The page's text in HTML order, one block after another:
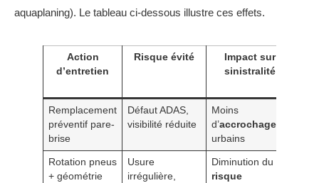
aquaplaning). Le tableau ci-dessous illustre ces effets.
Action
d’entretien
Risque évité
Impact sur
sinistralité
Remplacement
préventif pare-
brise
Défaut ADAS,
visibilité réduite
Moins
d’accrochages
urbains
Rotation pneus
+ géométrie
Usure
irrégulière,
Diminution du
risque